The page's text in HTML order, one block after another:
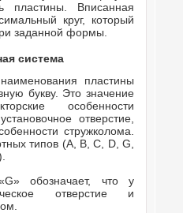
пластины. Вписанная
круг, который
заданной формы.
система
пластины
букву. Это значение
особенности
отверстие,
стружколома.
типов (A, B, C, D, G,
обозначает, что у
отверстие и